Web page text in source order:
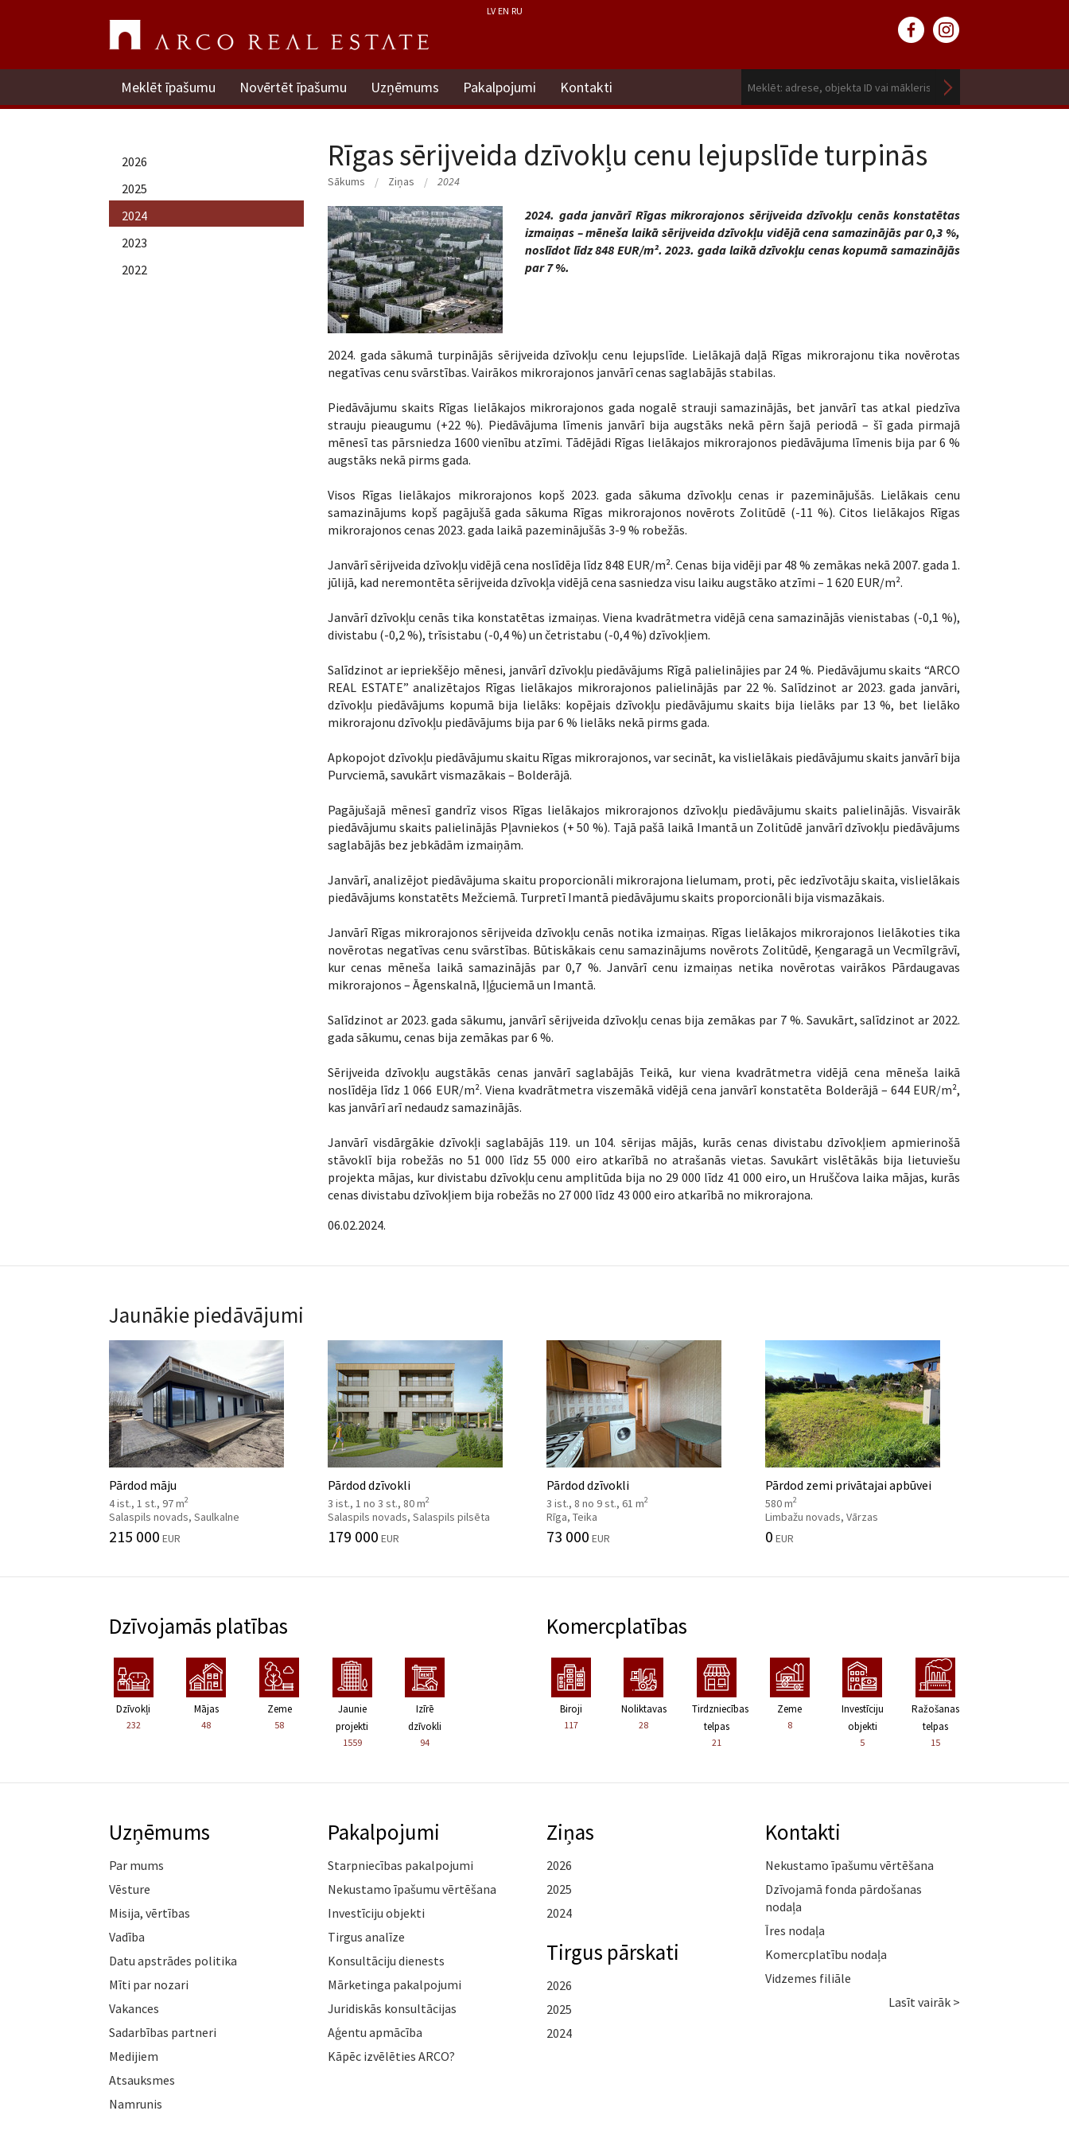
LV EN RU
Meklēt īpašumu Novērtēt īpašumu Uzņēmums Pakalpojumi Kontakti
2026
2025
2024
2023
2022
Rīgas sērijveida dzīvokļu cenu lejupslīde turpinās
Sākums Ziņas 2024
2024. gada janvārī Rīgas mikrorajonos sērijveida dzīvokļu cenās konstatētas
izmaiņas – mēneša laikā sērijveida dzīvokļu vidējā cena samazinājās par 0,3 %,
noslīdot līdz 848 EUR/m². 2023. gada laikā dzīvokļu cenas kopumā samazinājās
par 7 %.
2024. gada sākumā turpinājās sērijveida dzīvokļu cenu lejupslīde. Lielākajā daļā Rīgas mikrorajonu tika novērotas
negatīvas cenu svārstības. Vairākos mikrorajonos janvārī cenas saglabājās stabilas.
Piedāvājumu skaits Rīgas lielākajos mikrorajonos gada nogalē strauji samazinājās, bet janvārī tas atkal piedzīva
strauju pieaugumu (+22 %). Piedāvājuma līmenis janvārī bija augstāks nekā pērn šajā periodā – šī gada pirmajā
mēnesī tas pārsniedza 1600 vienību atzīmi. Tādējādi Rīgas lielākajos mikrorajonos piedāvājuma līmenis bija par 6 %
augstāks nekā pirms gada.
Visos Rīgas lielākajos mikrorajonos kopš 2023. gada sākuma dzīvokļu cenas ir pazeminājušās. Lielākais cenu
samazinājums kopš pagājušā gada sākuma Rīgas mikrorajonos novērots Zolitūdē (-11 %). Citos lielākajos Rīgas
mikrorajonos cenas 2023. gada laikā pazeminājušās 3-9 % robežās.
Janvārī sērijveida dzīvokļu vidējā cena noslīdēja līdz 848 EUR/m². Cenas bija vidēji par 48 % zemākas nekā 2007. gada 1.
jūlijā, kad neremontēta sērijveida dzīvokļa vidējā cena sasniedza visu laiku augstāko atzīmi – 1 620 EUR/m².
Janvārī dzīvokļu cenās tika konstatētas izmaiņas. Viena kvadrātmetra vidējā cena samazinājās vienistabas (-0,1 %),
divistabu (-0,2 %), trīsistabu (-0,4 %) un četristabu (-0,4 %) dzīvokļiem.
Salīdzinot ar iepriekšējo mēnesi, janvārī dzīvokļu piedāvājums Rīgā palielinājies par 24 %. Piedāvājumu skaits “ARCO
REAL ESTATE” analizētajos Rīgas lielākajos mikrorajonos palielinājās par 22 %. Salīdzinot ar 2023. gada janvāri,
dzīvokļu piedāvājums kopumā bija lielāks: kopējais dzīvokļu piedāvājumu skaits bija lielāks par 13 %, bet lielāko
mikrorajonu dzīvokļu piedāvājums bija par 6 % lielāks nekā pirms gada.
Apkopojot dzīvokļu piedāvājumu skaitu Rīgas mikrorajonos, var secināt, ka vislielākais piedāvājumu skaits janvārī bija
Purvciemā, savukārt vismazākais – Bolderājā.
Pagājušajā mēnesī gandrīz visos Rīgas lielākajos mikrorajonos dzīvokļu piedāvājumu skaits palielinājās. Visvairāk
piedāvājumu skaits palielinājās Pļavniekos (+ 50 %). Tajā pašā laikā Imantā un Zolitūdē janvārī dzīvokļu piedāvājums
saglabājās bez jebkādām izmaiņām.
Janvārī, analizējot piedāvājuma skaitu proporcionāli mikrorajona lielumam, proti, pēc iedzīvotāju skaita, vislielākais
piedāvājums konstatēts Mežciemā. Turpretī Imantā piedāvājumu skaits proporcionāli bija vismazākais.
Janvārī Rīgas mikrorajonos sērijveida dzīvokļu cenās notika izmaiņas. Rīgas lielākajos mikrorajonos lielākoties tika
novērotas negatīvas cenu svārstības. Būtiskākais cenu samazinājums novērots Zolitūdē, Ķengaragā un Vecmīlgrāvī,
kur cenas mēneša laikā samazinājās par 0,7 %. Janvārī cenu izmaiņas netika novērotas vairākos Pārdaugavas
mikrorajonos – Āgenskalnā, Iļģuciemā un Imantā.
Salīdzinot ar 2023. gada sākumu, janvārī sērijveida dzīvokļu cenas bija zemākas par 7 %. Savukārt, salīdzinot ar 2022.
gada sākumu, cenas bija zemākas par 6 %.
Sērijveida dzīvokļu augstākās cenas janvārī saglabājās Teikā, kur viena kvadrātmetra vidējā cena mēneša laikā
noslīdēja līdz 1 066 EUR/m². Viena kvadrātmetra viszemākā vidējā cena janvārī konstatēta Bolderājā – 644 EUR/m²,
kas janvārī arī nedaudz samazinājās.
Janvārī visdārgākie dzīvokļi saglabājās 119. un 104. sērijas mājās, kurās cenas divistabu dzīvokļiem apmierinošā
stāvoklī bija robežās no 51 000 līdz 55 000 eiro atkarībā no atrašanās vietas. Savukārt vislētākās bija lietuviešu
projekta mājas, kur divistabu dzīvokļu cenu amplitūda bija no 29 000 līdz 41 000 eiro, un Hruščova laika mājas, kurās
cenas divistabu dzīvokļiem bija robežās no 27 000 līdz 43 000 eiro atkarībā no mikrorajona.
06.02.2024.
Jaunākie piedāvājumi
Pārdod māju
4 ist., 1 st., 97 m2
Salaspils novads, Saulkalne
215 000 EUR
Pārdod dzīvokli
3 ist., 1 no 3 st., 80 m2
Salaspils novads, Salaspils pilsēta
179 000 EUR
Pārdod dzīvokli
3 ist., 8 no 9 st., 61 m2
Rīga, Teika
73 000 EUR
Pārdod zemi privātajai apbūvei
580 m2
Limbažu novads, Vārzas
0 EUR
Dzīvojamās platības
Dzīvokļi
232
Mājas
48
Zeme
58
Jaunie
projekti
1559
Izīrē
dzīvokli
94
Komercplatības
Biroji
117
Noliktavas
28
Tirdzniecības
telpas
21
Zeme
8
Investīciju
objekti
5
Ražošanas
telpas
15
Uzņēmums
Par mums
Vēsture
Misija, vērtības
Vadība
Datu apstrādes politika
Mīti par nozari
Vakances
Sadarbības partneri
Medijiem
Atsauksmes
Namrunis
Pakalpojumi
Starpniecības pakalpojumi
Nekustamo īpašumu vērtēšana
Investīciju objekti
Tirgus analīze
Konsultāciju dienests
Mārketinga pakalpojumi
Juridiskās konsultācijas
Aģentu apmācība
Kāpēc izvēlēties ARCO?
Ziņas
2026
2025
2024
Tirgus pārskati
2026
2025
2024
Kontakti
Nekustamo īpašumu vērtēšana
Dzīvojamā fonda pārdošanas
nodaļa
Īres nodaļa
Komercplatību nodaļa
Vidzemes filiāle
Lasīt vairāk >